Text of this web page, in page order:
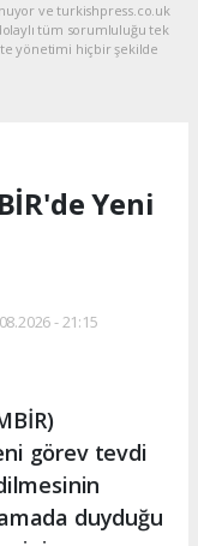
ve turkishpress.co.uk
tüm sorumluluğu tek
yönetimi hiçbir şekilde
Yeni
- 21:15
görev tevdi
duyduğu